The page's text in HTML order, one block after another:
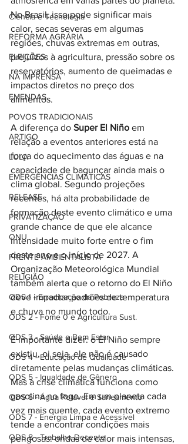
Ciência e Tecnologia
REFORMA AGRÁRIA
ELEIÇÕES
NA IMPRENSA
EMENDAS
POVOS TRADICIONAIS
ARTIGO
LULA
EMERGÊNCIAS CLIMÁTICAS
RELEASE
PRIVATIZAÇÃO
ONU
FRENTE AMBIENTALISTA
RELIGIÃO
ODS 1 - Erradicação da Pobreza
ODS 2 - Fome 0 e Agricultura Sust.
ODS 3 - Saúde e Bem Estar
ODS 4 - Educação de Qualidade
ODS 5 - Igualdade de Gênero
ODS 6 - Água Potável e Saneamento
ODS 7 - Energia Limpa e Acessível
ODS 8 - Trabalho Decente
No Brasil, isso pode significar mais
calor, secas severas em algumas
regiões, chuvas extremas em outras,
prejuízos à agricultura, pressão sobre os
reservatórios, aumento de queimadas e
impactos diretos no preço dos
alimentos.
A diferença do Super El Niño em
relação a eventos anteriores está na
força do aquecimento das águas e na
capacidade de bagunçar ainda mais o
clima global. Segundo projeções
recentes, há alta probabilidade de
formação deste evento climático e uma
grande chance de que ele alcance
intensidade muito forte entre o fim
deste ano e o início de 2027. A
Organização Meteorológica Mundial
também alerta que o retorno do El Niño
deve impactar padrões de temperatura
e chuva no mundo todo.
É importante dizer: o El Niño sempre
existiu, oi seja, ele não é causado
diretamente pelas mudanças climáticas.
Mas a crise climática funciona como
gasolina no fogo. Em um planeta cada
vez mais quente, cada evento extremo
tende a encontrar condições mais
perigosas: ondas de calor mais intensas,